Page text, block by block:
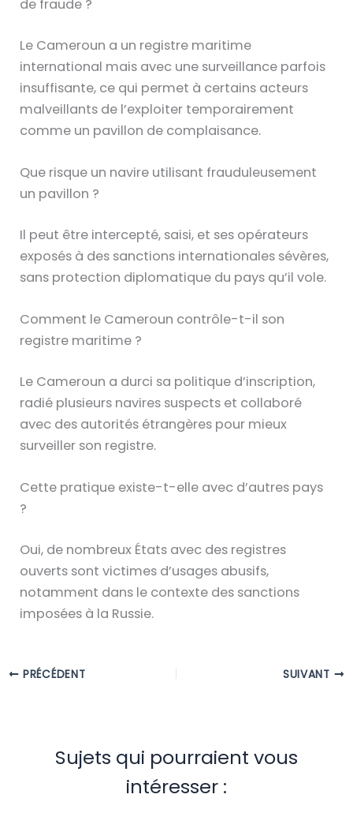
de fraude ?
Le Cameroun a un registre maritime
international mais avec une surveillance parfois
insuffisante, ce qui permet à certains acteurs
malveillants de l’exploiter temporairement
comme un pavillon de complaisance.
Que risque un navire utilisant frauduleusement
un pavillon ?
Il peut être intercepté, saisi, et ses opérateurs
exposés à des sanctions internationales sévères,
sans protection diplomatique du pays qu’il vole.
Comment le Cameroun contrôle-t-il son
registre maritime ?
Le Cameroun a durci sa politique d’inscription,
radié plusieurs navires suspects et collaboré
avec des autorités étrangères pour mieux
surveiller son registre.
Cette pratique existe-t-elle avec d’autres pays
?
Oui, de nombreux États avec des registres
ouverts sont victimes d’usages abusifs,
notamment dans le contexte des sanctions
imposées à la Russie.
PRÉCÉDENT SUIVANT
Sujets qui pourraient vous
intéresser :